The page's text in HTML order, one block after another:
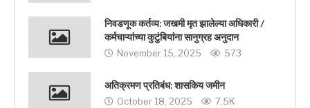
निवडणूक कर्तव्य: जखमी मृत झालेल्या अधिकारी /
कर्मचाऱ्यांच्या कुटुंबियांना सानुग्रह अनुदान
November 15, 2025 573
अतिक्रमण प्रतिबंध: शासकिय जमीन
October 18, 2025 7.5K